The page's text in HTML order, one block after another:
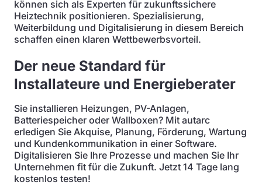
können sich als Experten für zukunftssichere
Heiztechnik positionieren. Spezialisierung,
Weiterbildung und Digitalisierung in diesem Bereich
schaffen einen klaren Wettbewerbsvorteil.
Der neue Standard für
Installateure und Energieberater
Sie installieren Heizungen, PV-Anlagen,
Batteriespeicher oder Wallboxen? Mit autarc
erledigen Sie Akquise, Planung, Förderung, Wartung
und Kundenkommunikation in einer Software.
Digitalisieren Sie Ihre Prozesse und machen Sie Ihr
Unternehmen fit für die Zukunft. Jetzt 14 Tage lang
kostenlos testen!